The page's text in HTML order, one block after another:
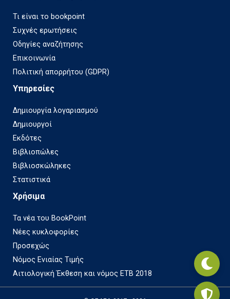
Τι είναι το bookpoint
Συχνές ερωτήσεις
Οδηγίες αναζήτησης
Επικοινωνία
Πολιτική απορρήτου (GDPR)
Υπηρεσίες
Δημιουργία λογαριασμού
Δημιουργοί
Εκδότες
Βιβλιοπώλες
Βιβλιοσκώληκες
Στατιστικά
Χρήσιμα
Τα νέα του BookPoint
Νέες κυκλοφορίες
Προσεχώς
Νόμος Ενιαίας Τιμής
Αιτιολογική Έκθεση και νόμος ΕΤΒ 2018